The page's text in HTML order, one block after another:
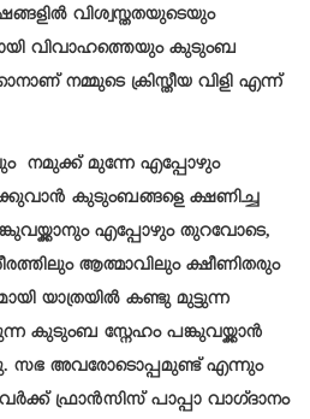
വിശ്വസ്തതയുടെയും
വിവാഹത്തെയും കുടുംബ
നമ്മുടെ ക്രിസ്തീയ വിളി എന്ന്
നമുക്ക് മുന്നേ എപ്പോഴും
കുടുംബങ്ങളെ ക്ഷണിച്ച
എപ്പോഴും തുറവോടെ,
ആത്മാവിലും ക്ഷീണിതരും
യാത്രയിൽ കണ്ടു മുട്ടുന്ന
കുടുംബ സ്നേഹം പങ്കുവയ്ക്കാൻ
സഭ അവരോടൊപ്പമുണ്ട് എന്നും
ഫ്രാൻസിസ് പാപ്പാ വാഗ്ദാനം